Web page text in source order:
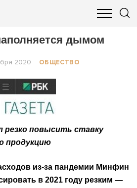
БИЗНЕС И ФИНАНСЫ
дымом
2020 ОБЩЕСТВО
повысить ставку
продукцию
из-за пандемии Минфин
в 2021 году резким —